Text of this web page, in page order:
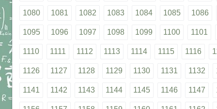
1080 1081 1082 1083 1084 1085 1086
1095 1096 1097 1098 1099 1100 1101
1110 1111 1112 1113 1114 1115 1116
1126 1127 1128 1129 1130 1131 1132
1141 1142 1143 1144 1145 1146 1147